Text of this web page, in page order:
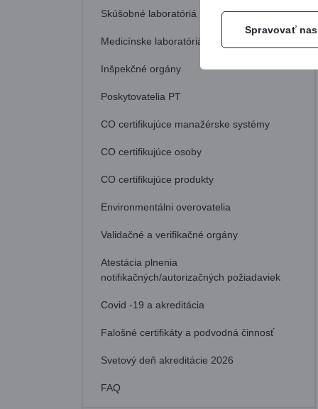
Skúšobné laboratóriá
Medicínske laboratóriá
Inšpekčné orgány
Poskytovatelia PT
CO certifikujúce manažérske systémy
CO certifikujúce osoby
CO certifikujúce produkty
Environmentálni overovatelia
Validačné a verifikačné orgány
Atestácia plnenia
notifikačných/autorizačných požiadaviek
Covid -19 a akreditácia
Falošné certifikáty a podvodná činnosť
Svetový deň akreditácie 2026
FAQ
Spravovať